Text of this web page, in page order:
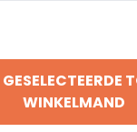
WINKELMAND